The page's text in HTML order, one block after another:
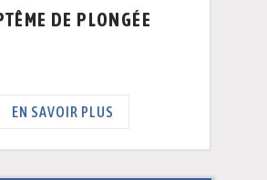
DE PLONGÉE
EN SAVOIR PLUS